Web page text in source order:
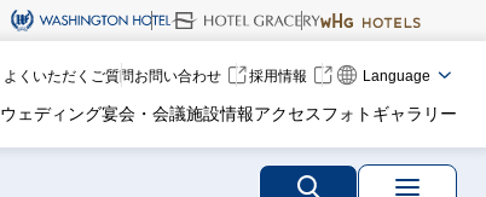
よくいただくご質問お問い合わせ 採用情報 Language
ウェディング宴会・会議施設情報アクセスフォトギャラリー